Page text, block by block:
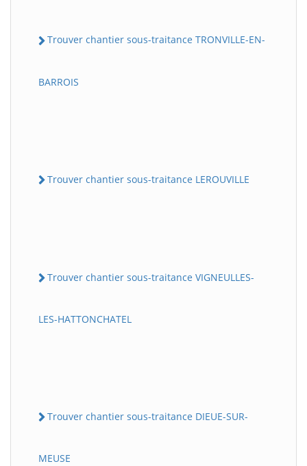
Trouver chantier sous-traitance TRONVILLE-EN-
BARROIS
Trouver chantier sous-traitance LEROUVILLE
Trouver chantier sous-traitance VIGNEULLES-
LES-HATTONCHATEL
Trouver chantier sous-traitance DIEUE-SUR-
MEUSE